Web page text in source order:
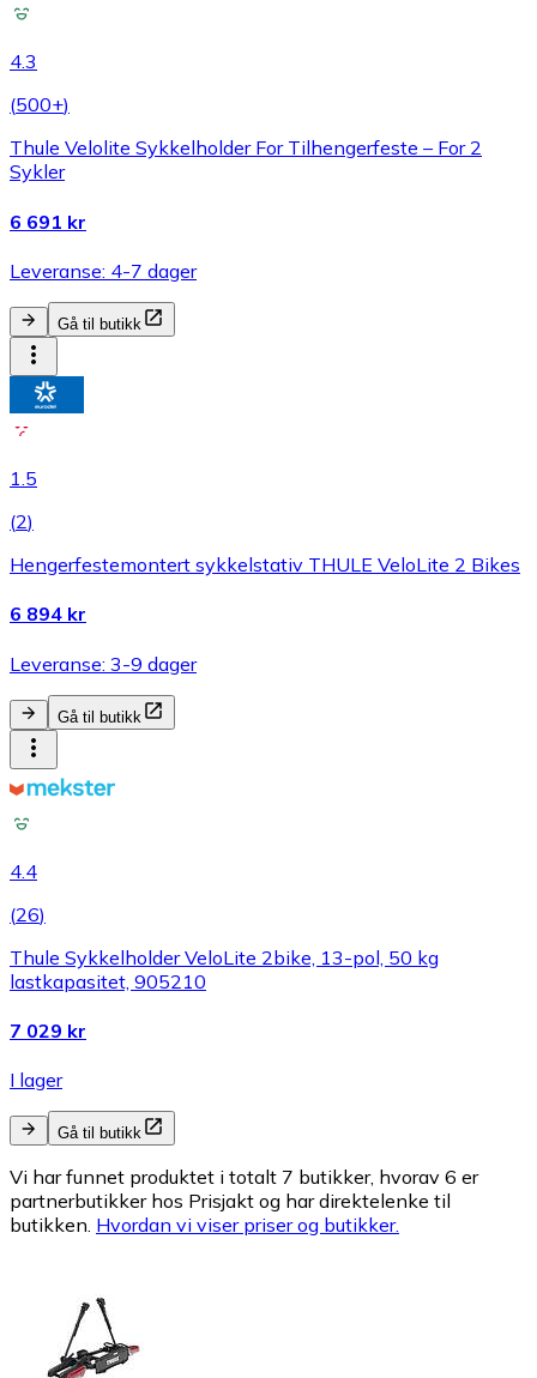
4.3
(500+)
Thule Velolite Sykkelholder For Tilhengerfeste – For 2
Sykler
6 691 kr
Leveranse: 4-7 dager
Gå til butikk
1.5
(2)
Hengerfestemontert sykkelstativ THULE VeloLite 2 Bikes
6 894 kr
Leveranse: 3-9 dager
Gå til butikk
4.4
(26)
Thule Sykkelholder VeloLite 2bike, 13-pol, 50 kg
lastkapasitet, 905210
7 029 kr
I lager
Gå til butikk
Vi har funnet produktet i totalt 7 butikker, hvorav 6 er
partnerbutikker hos Prisjakt og har direktelenke til
butikken. Hvordan vi viser priser og butikker.